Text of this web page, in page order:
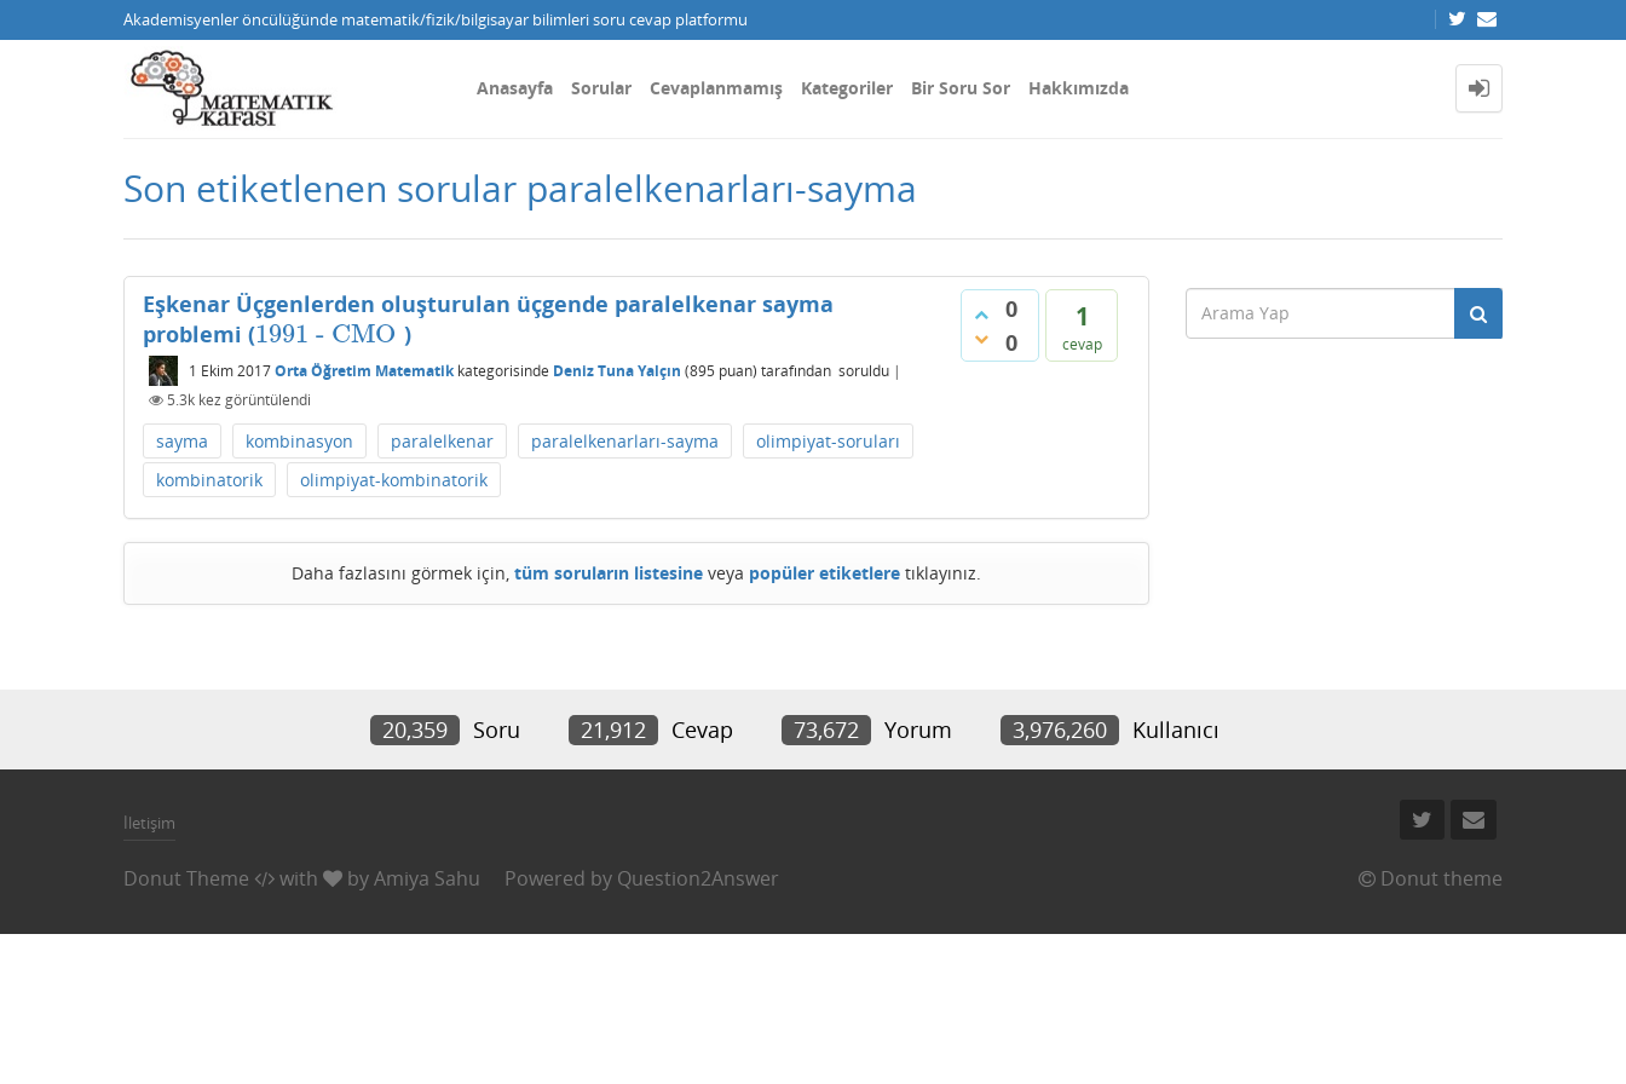
Akademisyenler öncülüğünde matematik/fizik/bilgisayar bilimleri soru cevap platformu
Anasayfa Sorular Cevaplanmamış Kategoriler Bir Soru Sor Hakkımızda
Son etiketlenen sorular paralelkenarları-sayma
0
0
1
cevap
Eşkenar Üçgenlerden oluşturulan üçgende paralelkenar sayma
problemi (1991 - CMO
1991- CMO )
1 Ekim 2017Orta Öğretim Matematikkategorisinde Deniz Tuna Yalçın (895 puan) tarafından soruldu |
5.3k kez görüntülendi
sayma kombinasyon paralelkenar paralelkenarları-sayma
olimpiyat-soruları
kombinatorik
olimpiyat-kombinatorik
Daha fazlasını görmek için, tüm soruların listesineveya popüler etiketleretıklayınız.
20,359 Soru 21,912 Cevap 73,672 Yorum 3,976,260 Kullanıcı
İletişim
Donut Theme with byAmiya Sahu Powered by Question2Answer Donut theme